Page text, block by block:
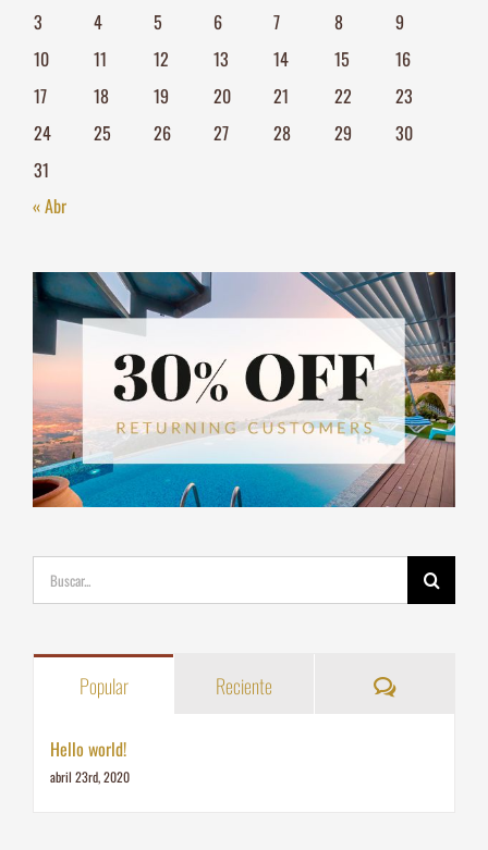
3
4 5 6 7 8
9
10
11 12 13 14 15
16
17
18 19 20 21 22
23
24
25 26 27 28 29
30
31
« Abr
Buscar:
Popular Reciente Comentarios
Hello world!
abril 23rd, 2020